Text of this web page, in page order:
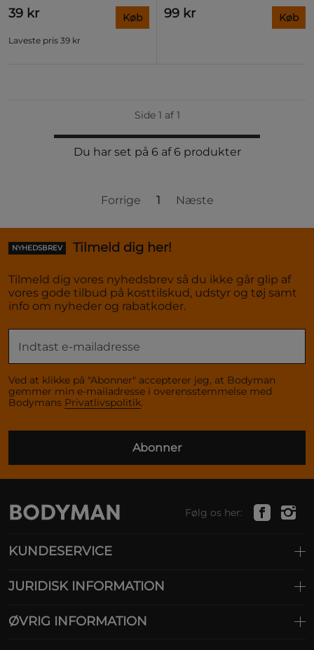
39 kr
Laveste pris 39 kr
Køb 99 kr Køb
Side 1 af 1
Du har set på 6 af 6 produkter
Forrige 1 Næste
NYHEDSBREV Tilmeld dig her!
Tilmeld dig vores nyhedsbrev så du ikke går glip af
vores gode tilbud på kosttilskud, udstyr og tøj samt
info om nyheder og rabatkoder.
Ved at klikke på "Abonner" accepterer jeg, at Bodyman
gemmer min e-mailadresse i overensstemmelse med
Bodymans Privatlivspolitik.
Abonner
Følg os her:
KUNDESERVICE
JURIDISK INFORMATION
ØVRIG INFORMATION